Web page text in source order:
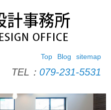
sitemap
Blog
Top
TEL： 079-231-5531